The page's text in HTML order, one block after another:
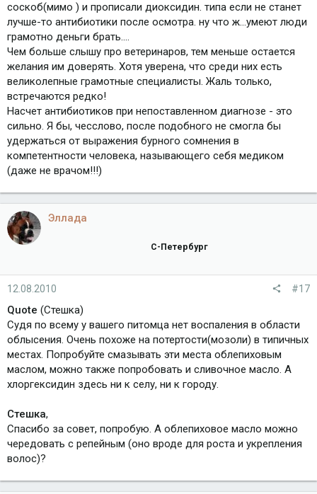
соскоб(мимо ) и прописали диоксидин. типа если не станет
лучше-то антибиотики после осмотра. ну что ж...умеют люди
грамотно деньги брать....
Чем больше слышу про ветеринаров, тем меньше остается
желания им доверять. Хотя уверена, что среди них есть
великолепные грамотные специалисты. Жаль только,
встречаются редко!
Насчет антибиотиков при непоставленном диагнозе - это
сильно. Я бы, чесслово, после подобного не смогла бы
удержаться от выражения бурного сомнения в
компетентности человека, называющего себя медиком
(даже не врачом!!!)
Эллада
С-Петербург
12.08.2010 #17
Quote (Стешка)
Судя по всему у вашего питомца нет воспаления в области
облысения. Очень похоже на потертости(мозоли) в типичных
местах. Попробуйте смазывать эти места облепиховым
маслом, можно также попробовать и сливочное масло. А
хлоргексидин здесь ни к селу, ни к городу.
Стешка,
Спасибо за совет, попробую. А облепиховое масло можно
чередовать с репейным (оно вроде для роста и укрепления
волос)?